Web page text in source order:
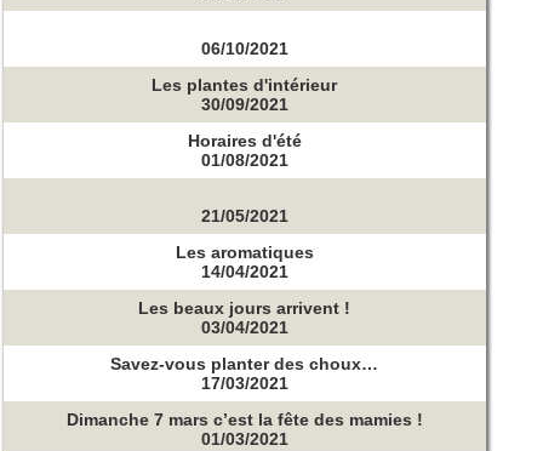
06/10/2021
Les plantes d'intérieur
30/09/2021
Horaires d'été
01/08/2021
21/05/2021
Les aromatiques
14/04/2021
Les beaux jours arrivent !
03/04/2021
Savez-vous planter des choux…
17/03/2021
Dimanche 7 mars c’est la fête des mamies !
01/03/2021